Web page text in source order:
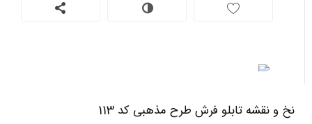
نخ و نقشه تابلو فرش طرح مذهبی کد 113